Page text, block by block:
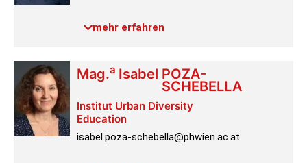
mehr erfahren
Mag.a Isabel POZA-
SCHEBELLA
Institut Urban Diversity
Education
isabel.poza-schebella@phwien.ac.at